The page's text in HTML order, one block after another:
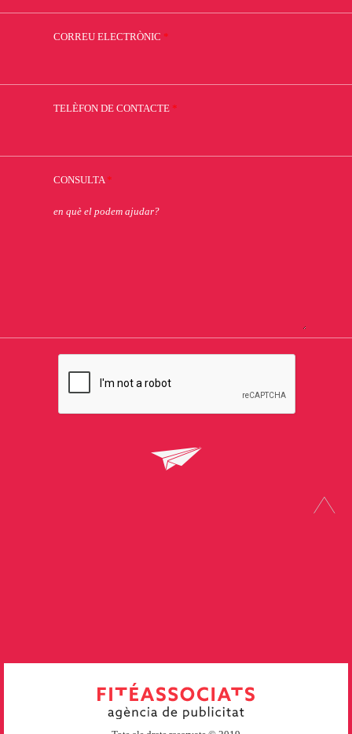
CORREU ELECTRÒNIC *
TELÈFON DE CONTACTE *
CONSULTA *